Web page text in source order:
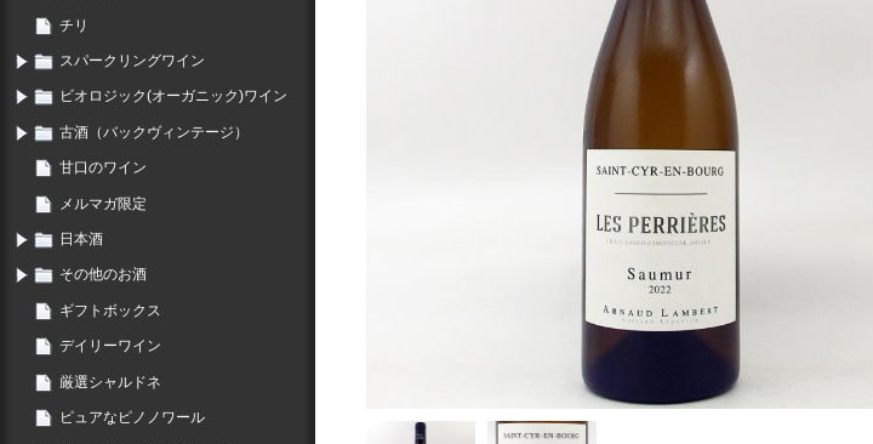
チリ
スパークリングワイン
ビオロジック(オーガニック)ワイン
古酒（バックヴィンテージ）
甘口のワイン
メルマガ限定
日本酒
その他のお酒
ギフトボックス
デイリーワイン
厳選シャルドネ
ピュアなピノノワール